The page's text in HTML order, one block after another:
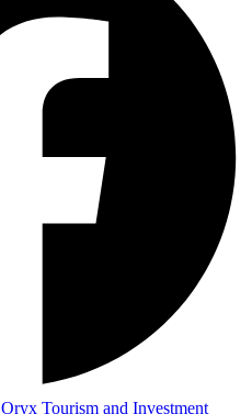
Oryx Tourism and Investment